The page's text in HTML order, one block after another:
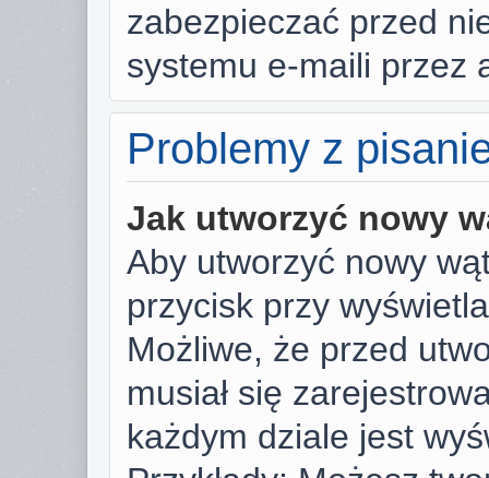
zabezpieczać przed
systemu e-maili przez
Problemy z
Jak utworzyć nowy
Aby utworzyć nowy
przycisk przy
Możliwe, że przed
musiał się
każdym dziale jest